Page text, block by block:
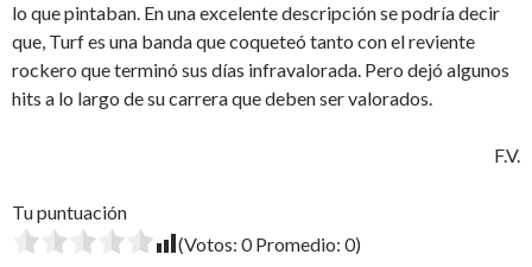
lo que pintaban. En una excelente descripción se podría decir
que, Turf es una banda que coqueteó tanto con el reviente
rockero que terminó sus días infravalorada. Pero dejó algunos
hits a lo largo de su carrera que deben ser valorados.
F.V.
Tu puntuación
(Votos: 0Promedio: 0)